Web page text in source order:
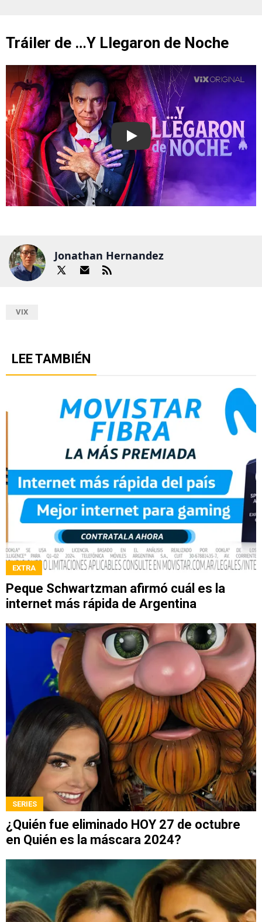
Tráiler de …Y Llegaron de Noche
Play
Jonathan Hernandez
VIX
LEE TAMBIÉN
EXTRA
Peque Schwartzman afirmó cuál es la
internet más rápida de Argentina
SERIES
¿Quién fue eliminado HOY 27 de octubre
en Quién es la máscara 2024?